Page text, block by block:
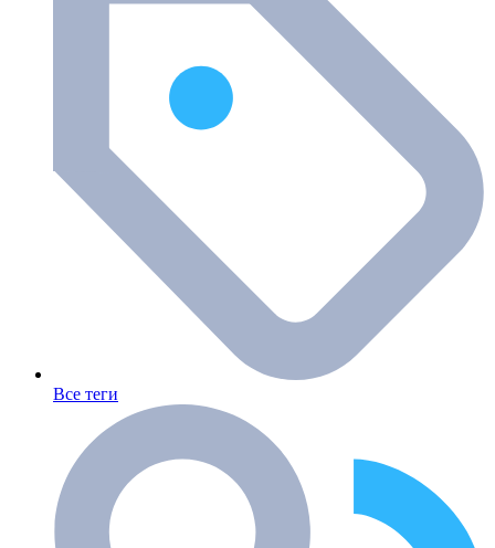
Все теги